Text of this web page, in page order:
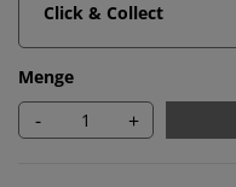
Click & Collect
Menge
- +